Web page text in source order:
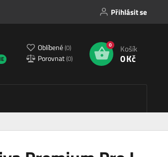
Přihlásit se
Oblíbené(0)
Porovnat(0)
0 Košík
0 Kč